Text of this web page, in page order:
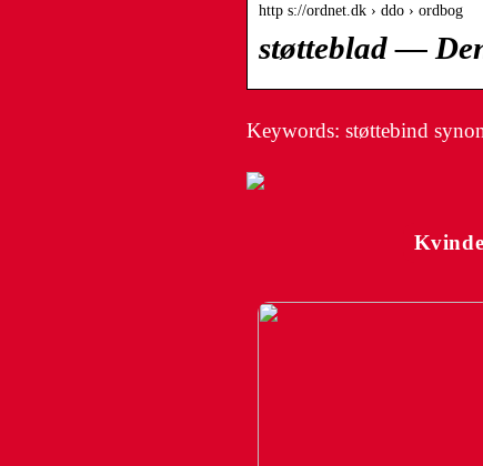
http s://ordnet.dk › ddo › ordbog
støtteblad —
Keywords: støttebind